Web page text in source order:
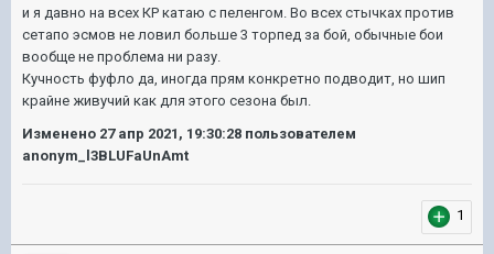
и я давно на всех КР катаю с пеленгом. Во всех стычках против
сетапо эсмов не ловил больше 3 торпед за бой, обычные бои
вообще не проблема ни разу.
Кучность фуфло да, иногда прям конкретно подводит, но шип
крайне живучий как для этого сезона был.
Изменено 27 апр 2021, 19:30:28 пользователем
anonym_l3BLUFaUnAmt
1